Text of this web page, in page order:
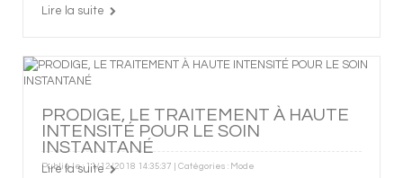
Lire la suite
PRODIGE, LE TRAITEMENT À HAUTE
INTENSITÉ POUR LE SOIN
INSTANTANÉ
Publié le : 11/12/2018 14:35:37 | Catégories : Mode
Lire la suite